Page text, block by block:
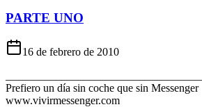
PARTE UNO
16 de febrero de 2010
Prefiero un día sin coche que sin Messenger
www.vivirmessenger.com